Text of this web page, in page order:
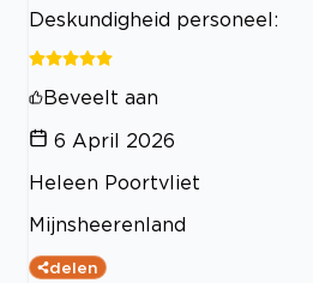
Deskundigheid personeel:
Beveelt aan
6 April 2026
Heleen Poortvliet
Mijnsheerenland
delen